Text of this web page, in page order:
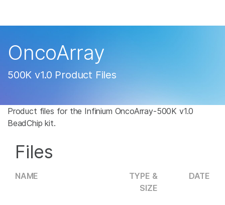
学习
支持
OncoArray
500K v1.0 Product Files
Product files for the Infinium OncoArray-500K v1.0
BeadChip kit.
Files
NAME
TYPE &
SIZE
DATE
癌症研究
微生物学